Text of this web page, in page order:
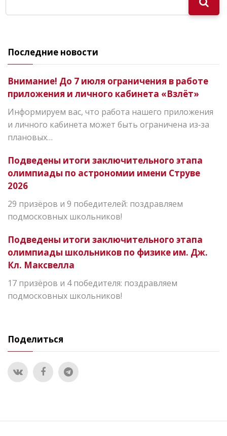
Последние новости
Внимание! До 7 июля ограничения в работе
приложения и личного кабинета «Взлёт»
Информируем вас, что работа нашего приложения
и личного кабинета может быть ограничена из‑за
плановых…
Подведены итоги заключительного этапа
олимпиады по астрономии имени Струве
2026
29 призёров и 9 победителей: поздравляем
подмосковных школьников!
Подведены итоги заключительного этапа
олимпиады школьников по физике им. Дж.
Кл. Максвелла
17 призёров и 4 победителя: поздравляем
подмосковных школьников!
Поделиться